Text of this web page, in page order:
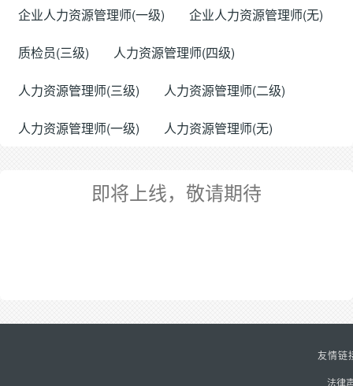
企业人力资源管理师(一级) 企业人力资源管理师(无)
质检员(三级) 人力资源管理师(四级)
人力资源管理师(三级) 人力资源管理师(二级)
人力资源管理师(一级) 人力资源管理师(无)
即将上线，敬请期待
友情链
法律